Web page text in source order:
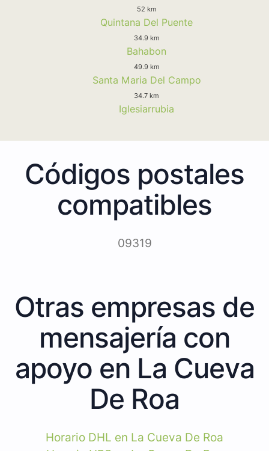
52 km
Quintana Del Puente
34.9 km
Bahabon
49.9 km
Santa Maria Del Campo
34.7 km
Iglesiarrubia
Códigos postales
compatibles
09319
Otras empresas de
mensajería con
apoyo en La Cueva
De Roa
Horario DHL en La Cueva De Roa